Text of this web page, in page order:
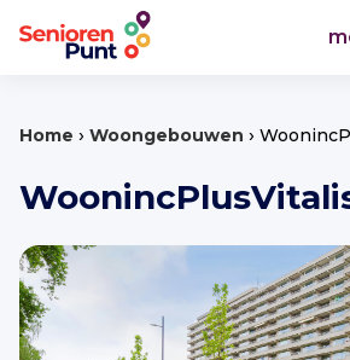
Home › Woongebouwen ›